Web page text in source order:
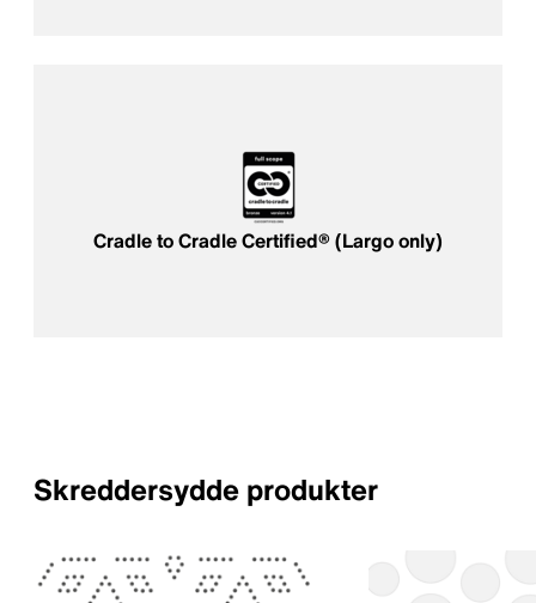
Cradle to Cradle Certified® (Largo only)
Skreddersydde produkter